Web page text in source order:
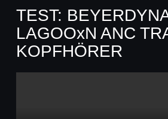
TEST:
LAGOOxN ANC
KOPFHÖRER